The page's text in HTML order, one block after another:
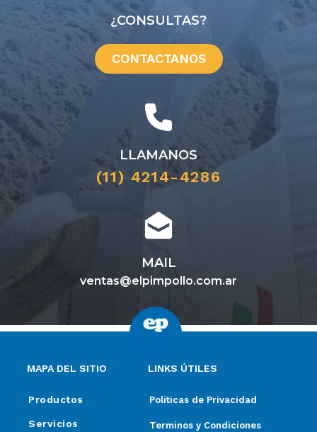
VOLUMEN UNIDAD M3
COLOR Blanco
¿CONSULTAS?
CONTACTANOS
LLAMANOS
(11) 4214-4286
MAIL
ventas@elpimpollo.com.ar
MAPA DEL SITIO
Productos
Servicios
LINKS ÚTILES
Politicas de Privacidad
Terminos y Condiciones